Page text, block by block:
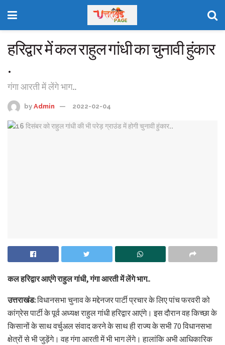
हरिद्वार में कल राहुल गांधी का चुनावी हुंकार
.
गंगा आरती में लेंगे भाग..
by Admin 2022-02-04
कल हरिद्वार आएंगे राहुल गांधी, गंगा आरती में लेंगे भाग..
उत्तराखंड:विधानसभा चुनाव के मद्देनजर पार्टी प्रचार के लिए पांच फरवरी को
कांग्रेस पार्टी के पूर्व अध्यक्ष राहुल गांधी हरिद्वार आएंगे। इस दौरान वह किच्छा के
किसानों के साथ वर्चुअल संवाद करने के साथ ही राज्य के सभी 70 विधानसभा
क्षेत्रों से भी जुड़ेंगे। वह गंगा आरती में भी भाग लेंगे। हालांकि अभी आधिकारिक